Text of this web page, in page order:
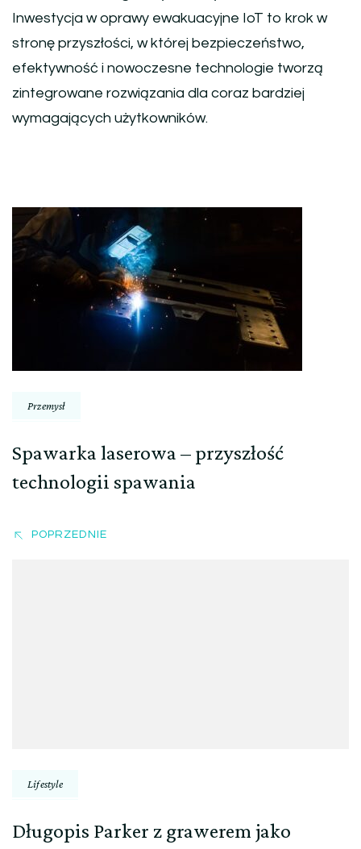
Inwestycja w oprawy ewakuacyjne IoT to krok w
stronę przyszłości, w której bezpieczeństwo,
efektywność i nowoczesne technologie tworzą
zintegrowane rozwiązania dla coraz bardziej
wymagających użytkowników.
Nawigacja
wpisu
Przemysł
Spawarka laserowa – przyszłość
technologii spawania
POPRZEDNIE
Lifestyle
Długopis Parker z grawerem jako